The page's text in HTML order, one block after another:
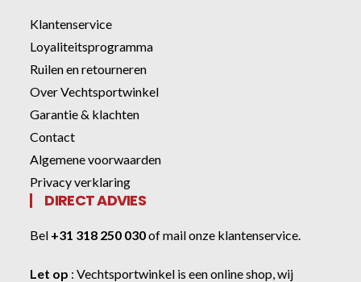
Klantenservice
Loyaliteitsprogramma
Ruilen en retourneren
Over Vechtsportwinkel
Garantie & klachten
Contact
Algemene voorwaarden
Privacy verklaring
DIRECT ADVIES
Bel +31 318 250 030ofmail onze klantenservice.
Let op :Vechtsportwinkel is een online shop, wij